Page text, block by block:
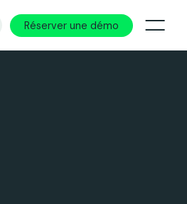
Réserver une démo